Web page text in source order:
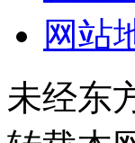
网站
未经东